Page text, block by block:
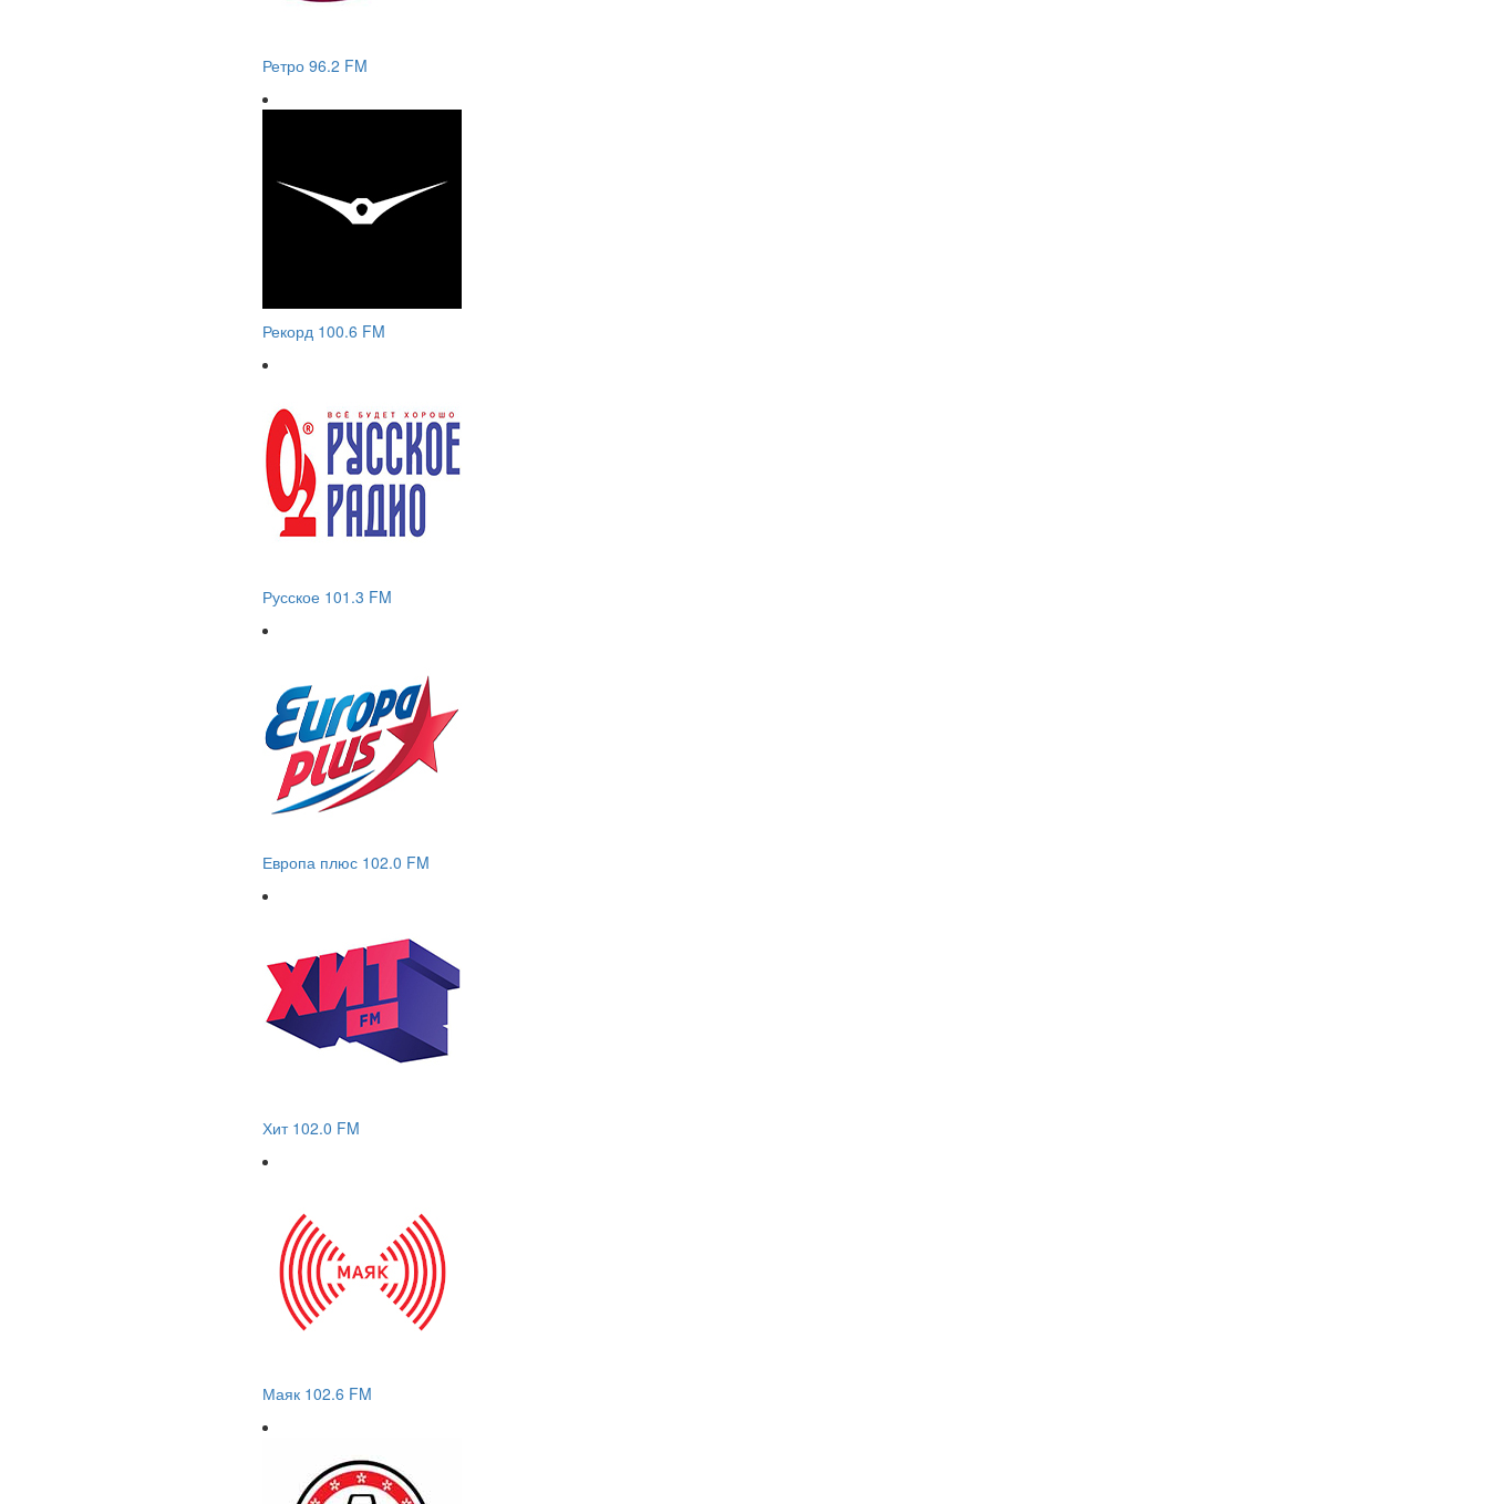
Ретро 96.2 FM
Рекорд 100.6 FM
Русское 101.3 FM
Европа плюс 102.0 FM
Хит 102.0 FM
Маяк 102.6 FM